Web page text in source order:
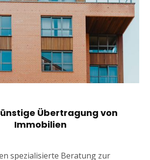
Übertragung von
Immobilien
spezialisierte Beratung zur